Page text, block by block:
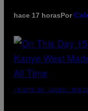
hace 17 horasPor
(PHOTO BY DANIEL